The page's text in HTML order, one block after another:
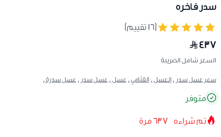
سدر فاخره
(١٦ تقييم)
٤٣٧
السعر شامل الضريبة
سعر عسل سدر , العسل , القثامي , عسل , عسل سدر , عسل سدرة ,
متوفر
تم شراءه 637 مرة